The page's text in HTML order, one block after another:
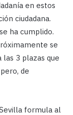
en estos
ciudadana.
ha cumplido.
se
las 3 plazas que
de
formula al